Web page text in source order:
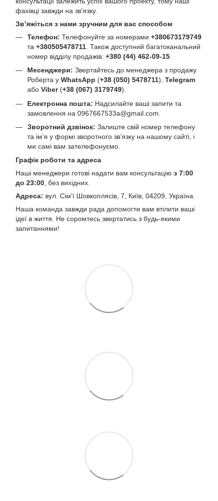
фахівці завжди на зв'язку.
Зв’яжіться з нами зручним для вас способом
Телефон: Телефонуйте за номерами +380673179749
та +380505478711 . Також доступний багатоканальний
номер відділу продажів: +380 (44) 462-09-15
Месенджери: Звертайтесь до менеджера з продажу
Роберта у WhatsApp (+38 (050) 5478711), Telegram
або Viber(+38 (067) 3179749).
Електронна пошта: Надсилайте ваші запити та
замовлення на 0967667533a@gmail.com
Зворотний дзвінок: Залиште свій номер телефону
та ім’я у формі зворотного зв’язку на нашому сайті, і
ми самі вам зателефонуємо.
Графік роботи та адреса
Наші менеджери готові надати вам консультацію з 7:00
до 23:00, без вихідних.
Адреса: вул. Сім'ї Шовкоплясів, 7, Київ, 04209, Україна.
Наша команда завжди рада допомогти вам втілити ваші
ідеї в життя. Не соромтесь звертатись з будь-якими
запитаннями!